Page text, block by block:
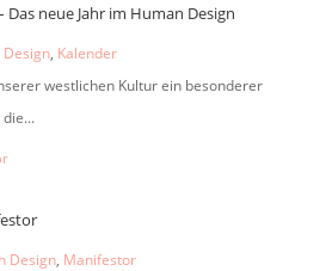
Das neue Jahr im Human Design
, Kalender
westlichen Kultur ein besonderer
Design, Manifestor